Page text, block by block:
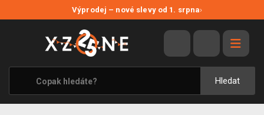
Výprodej – nové slevy od 1. srpna›
Hledat
VÝPRODEJ
VIDEOHRY
XZONE ORIGINALS
TÉMATIKY